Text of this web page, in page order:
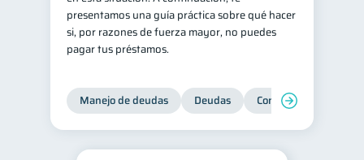
presentamos una guía práctica sobre qué hacer
si, por razones de fuerza mayor, no puedes
pagar tus préstamos.
Manejo de deudas Deudas Control de deudas